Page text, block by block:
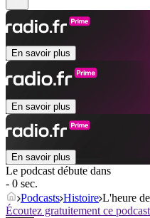
En savoir plus
En savoir plus
En savoir plus
Le podcast débute dans
- 0 sec.
Podcasts Histoire L'heure
Écoutez gratuitement ce